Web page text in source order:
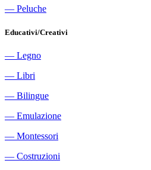
― Peluche
Educativi/Creativi
― Legno
― Libri
― Bilingue
― Emulazione
― Montessori
― Costruzioni